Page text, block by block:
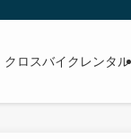
クロスバイクレンタル